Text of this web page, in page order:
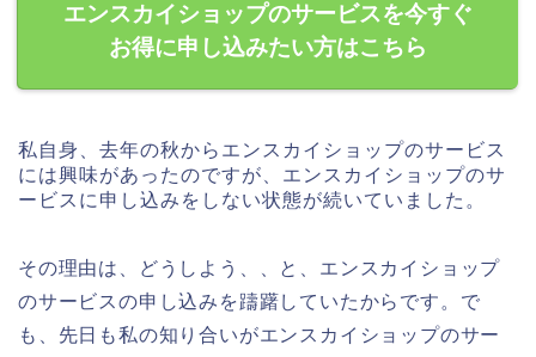
エンスカイショップのサービスを今すぐ
お得に申し込みたい方はこちら
私自身、去年の秋からエンスカイショップのサービス
には興味があったのですが、エンスカイショップのサ
ービスに申し込みをしない状態が続いていました。
その理由は、どうしよう、、と、エンスカイショップ
のサービスの申し込みを躊躇していたからです。で
も、先日も私の知り合いがエンスカイショップのサー